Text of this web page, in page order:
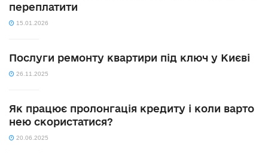
переплатити
15.01.2026
Послуги ремонту квартири під ключ у Києві
26.11.2025
Як працює пролонгація кредиту і коли варто
нею скористатися?
20.06.2025